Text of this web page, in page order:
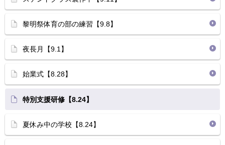
黎明祭体育の部の練習【9.8】
夜長月【9.1】
始業式【8.28】
特別支援研修【8.24】
夏休み中の学校【8.24】